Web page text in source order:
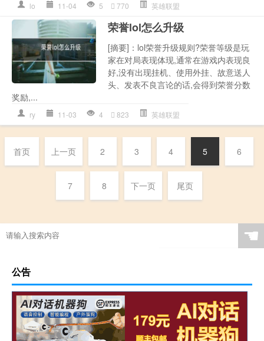
lo 11-04 5 770 英雄联盟
荣誉lol怎么升级
[摘要]：lol荣誉升级规则?荣誉等级是玩
家在对局表现体现,通常在游戏内表现良
好,没有出现挂机、使用外挂、故意送人
头、发表不良言论的话,会得到荣誉分数
奖励,...
ry 11-03 4 823 英雄联盟
首页 上一页 2 3 4 5 6
7 8 下一页 尾页
☚
公告